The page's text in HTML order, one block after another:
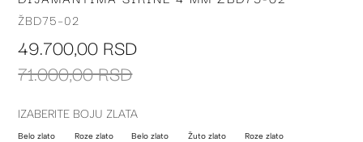
the
of
images
ŽBD75-02
49.700,00 RSD
71.000,00 RSD
IZABERITE BOJU ZLATA
Belo zlato
Roze zlato
Belo zlato
Žuto zlato
Roze zlato